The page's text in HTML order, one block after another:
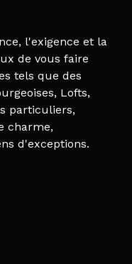
l'exigence et la
de vous faire
tels que des
Lofts,
particuliers,
charme,
d'exceptions.